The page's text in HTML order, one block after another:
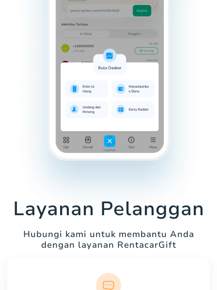
Layanan Pelanggan
Hubungi kami untuk membantu Anda
dengan layanan RentacarGift